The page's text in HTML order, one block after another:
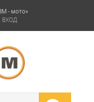
- мото»
ВХОД